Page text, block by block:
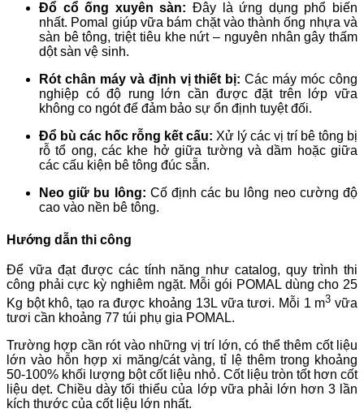
Đổ cổ ống xuyên sàn: Đây là ứng dụng phổ biến
nhất. Pomal giúp vữa bám chặt vào thành ống nhựa và
sàn bê tông, triệt tiêu khe nứt – nguyên nhân gây thấm
dột sàn vệ sinh.
Rót chân máy và định vị thiết bị: Các máy móc công
nghiệp có độ rung lớn cần được đặt trên lớp vữa
không co ngót để đảm bảo sự ổn định tuyệt đối.
Đổ bù các hốc rỗng kết cấu: Xử lý các vị trí bê tông bị
rỗ tổ ong, các khe hở giữa tường và dầm hoặc giữa
các cấu kiện bê tông đúc sẵn.
Neo giữ bu lông: Cố định các bu lông neo cường độ
cao vào nền bê tông.
Hướng dẫn thi công
Để vữa đạt được các tính năng như catalog, quy trình thi
công phải cực kỳ nghiêm ngặt. Mỗi gói POMAL dùng cho 25
Kg bột khô, tạo ra được khoảng 13L vữa tươi. Mỗi 1 m3 vữa
tươi cần khoảng 77 túi phụ gia POMAL.
Trường hợp cần rót vào những vị trí lớn, có thể thêm cốt liệu
lớn vào hỗn hợp xi măng/cát vàng, tỉ lệ thêm trong khoảng
50-100% khối lượng bột cốt liệu nhỏ. Cốt liệu tròn tốt hơn cốt
liệu dẹt. Chiều dày tối thiểu của lớp vữa phải lớn hơn 3 lần
kích thước của cốt liệu lớn nhất.